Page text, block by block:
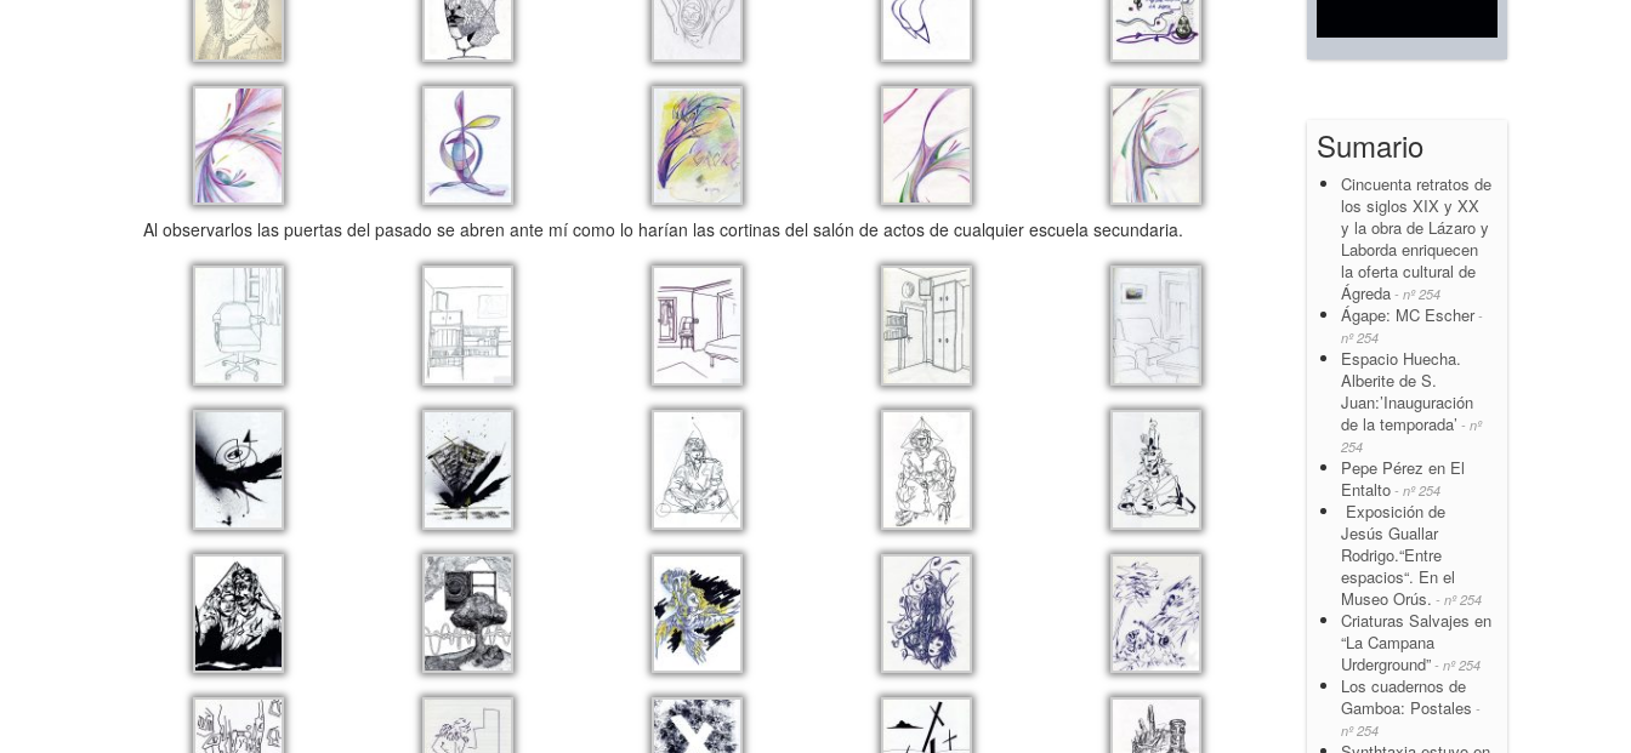
Al observarlos las puertas del pasado se abren ante mí como lo harían las cortinas del salón de actos de cualquier escuela secundaria.
Sumario
Cincuenta retratos de
los siglos XIX y XX
y la obra de Lázaro y
Laborda enriquecen
la oferta cultural de
Ágreda - nº 254
Ágape: MC Escher-
nº 254
Espacio Huecha.
Alberite de S.
Juan:’Inauguración
de la temporada’ - nº
254
Pepe Pérez en El
Entalto - nº 254
Exposición de
Jesús Guallar
Rodrigo.“Entre
espacios“. En el
Museo Orús. - nº 254
Criaturas Salvajes en
“La Campana
Urderground” - nº 254
Los cuadernos de
Gamboa: Postales -
nº 254